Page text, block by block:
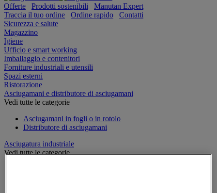
Offerte Prodotti sostenibili
Manutan Expert
Traccia il tuo ordine
Ordine rapido
Contatti
Sicurezza e salute
Magazzino
Igiene
Ufficio e smart working
Imballaggio e contenitori
Forniture industriali e utensili
Spazi esterni
Ristorazione
Asciugamani e distributore di asciugamani
Vedi tutte le categorie
Asciugamani in fogli o in rotolo
Distributore di asciugamani
Asciugatura industriale
Vedi tutte le categorie